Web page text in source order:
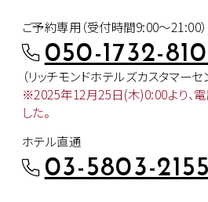
ご予約専用（受付時間9:00～21:00）
050-1732-
（リッチモンドホテルズカスタマーセ
※2025年12月25日(木)0:00より、
した。
ホテル直通
03-5803-2155